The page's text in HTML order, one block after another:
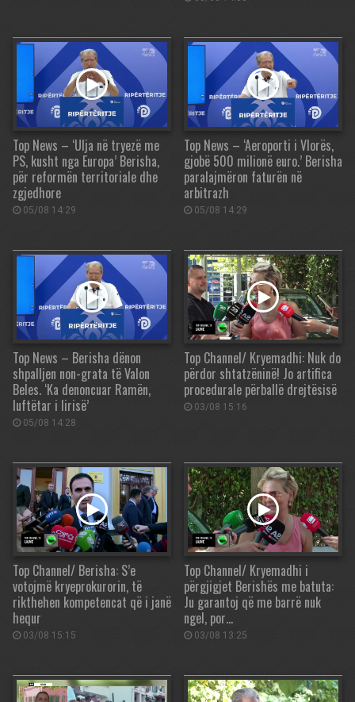
Top News – ‘Ulja në tryezë me
PS, kusht nga Europa’ Berisha,
për reformën territoriale dhe
zgjedhore
05/08 14:29
Top News – ‘Aeroporti i Vlorës,
gjobë 500 milionë euro.’ Berisha
paralajmëron faturën në
arbitrazh
05/08 14:29
Top News – Berisha dënon
shpalljen non-grata të Valon
Beles. ‘Ka denoncuar Ramën,
luftëtar i lirisë’
05/08 14:28
Top Channel/ Kryemadhi: Nuk do
përdor shtatzëninë! Jo artifica
procedurale përballë drejtësisë
03/08 15:16
Top Channel/ Berisha: S’e
votojmë kryeprokurorin, të
rikthehen kompetencat që i janë
hequr
03/08 15:15
Top Channel/ Kryemadhi i
përgjigjet Berishës me batuta:
Ju garantoj që me barrë nuk
ngel, por…
03/08 13:25